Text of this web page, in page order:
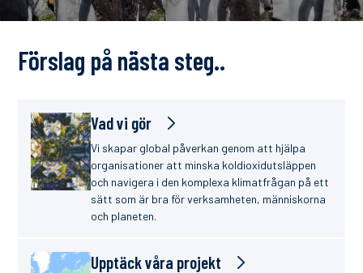
finanser
Förslag på nästa steg..
Vad vi gör
Vi skapar global påverkan genom att hjälpa
organisationer att minska koldioxidutsläppen
och navigera i den komplexa klimatfrågan på ett
sätt som är bra för verksamheten, människorna
och planeten.
Upptäck våra projekt